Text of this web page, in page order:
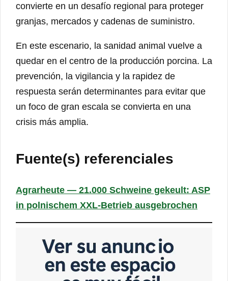
convierte en un desafío regional para proteger
granjas, mercados y cadenas de suministro.
En este escenario, la sanidad animal vuelve a
quedar en el centro de la producción porcina. La
prevención, la vigilancia y la rapidez de
respuesta serán determinantes para evitar que
un foco de gran escala se convierta en una
crisis más amplia.
Fuente(s) referenciales
Agrarheute — 21.000 Schweine gekeult: ASP
in polnischem XXL-Betrieb ausgebrochen